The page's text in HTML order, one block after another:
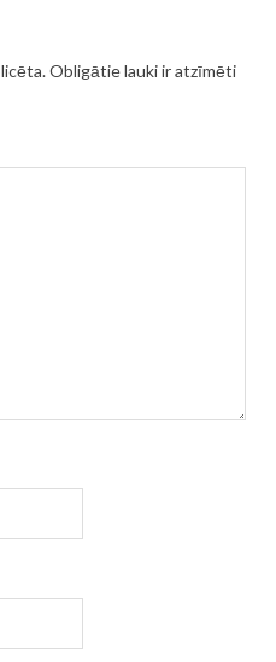
Obligātie lauki ir atzīmēti